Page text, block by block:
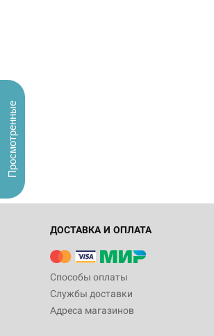
ДОСТАВКА И ОПЛАТА
Способы оплаты
Службы доставки
Адреса магазинов
Просмотренные